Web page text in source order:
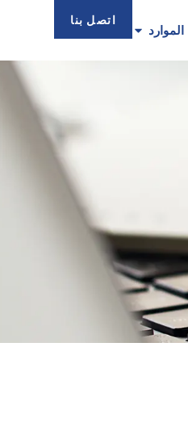
الموارد
اتصل بنا